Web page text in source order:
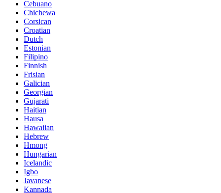
Cebuano
Chichewa
Corsican
Croatian
Dutch
Estonian
Filipino
Finnish
Frisian
Galician
Georgian
Gujarati
Haitian
Hausa
Hawaiian
Hebrew
Hmong
Hungarian
Icelandic
Igbo
Javanese
Kannada